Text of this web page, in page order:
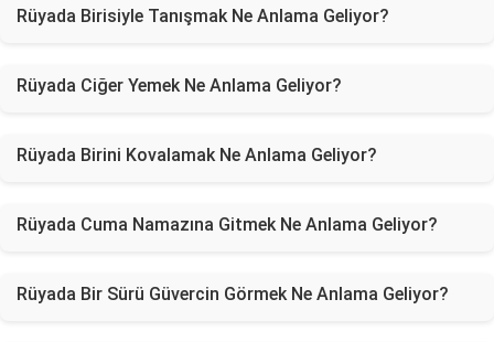
Rüyada Birisiyle Tanışmak Ne Anlama Geliyor?
Rüyada Ciğer Yemek Ne Anlama Geliyor?
Rüyada Birini Kovalamak Ne Anlama Geliyor?
Rüyada Cuma Namazına Gitmek Ne Anlama Geliyor?
Rüyada Bir Sürü Güvercin Görmek Ne Anlama Geliyor?